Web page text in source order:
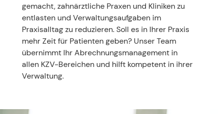
gemacht, zahnärztliche Praxen und Kliniken zu
entlasten und Verwaltungsaufgaben im
Praxisalltag zu reduzieren. Soll es in Ihrer Praxis
mehr Zeit für Patienten geben? Unser Team
übernimmt Ihr Abrechnungs­management in
allen KZV-Bereichen und hilft kompetent in ihrer
Verwaltung.